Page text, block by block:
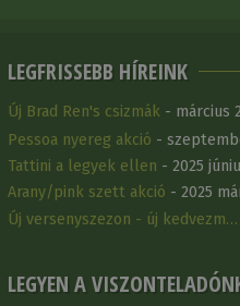
LEGFRISSEBB HÍREINK
Új Brad Ren's csizmák - március
Pessoa nyereg akció -
Tattini a legyek ellen - 2025
Arany/pink szett akció - 2025
Új versenyszezon - új kedvezm…
LEGYEN A